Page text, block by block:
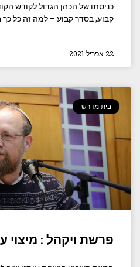
כניסתו של הכהן הגדול לקודש
קבוע, בסדר קבוע – למה זה כל כך
22 אפריל 2021
בית מדרש
פרשת ויקהל : מיצוי